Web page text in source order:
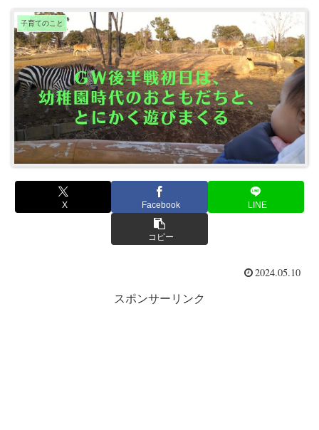
子育てのこと
X Facebook LINE
コピー
2024.05.10
スポンサーリンク